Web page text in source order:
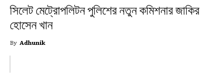
সিলেট মেট্রোপলিটন পুলিশের নতুন কমিশনার জাকির
হোসেন খান
By Adhunik